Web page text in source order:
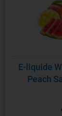
E-liquide
Peach